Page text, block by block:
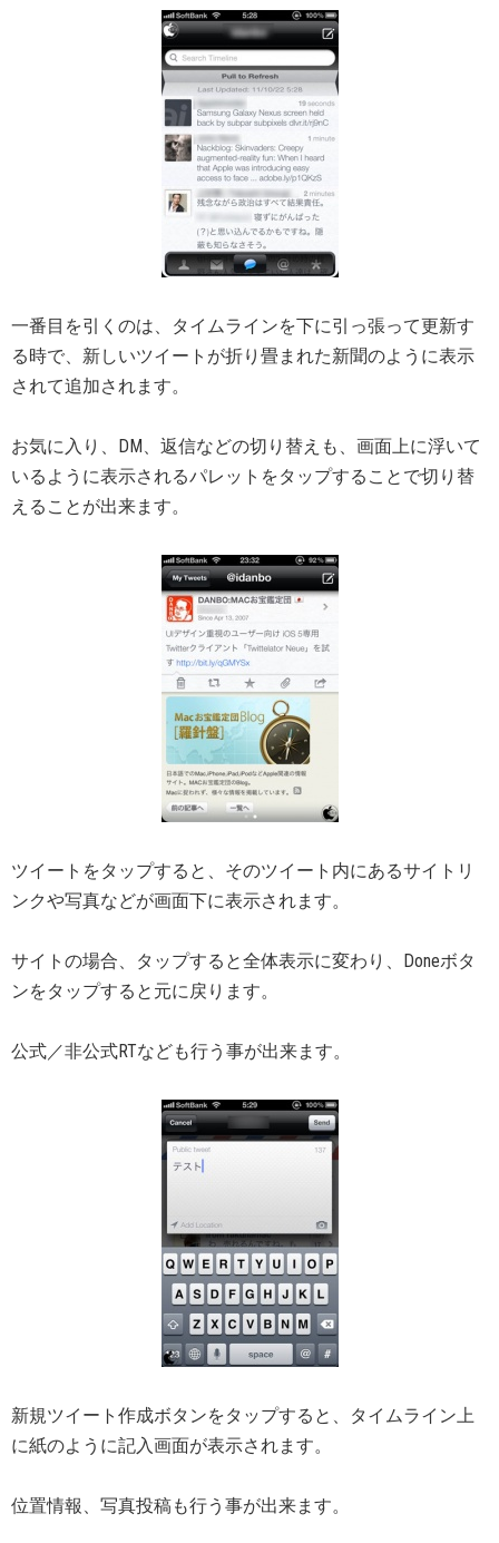
一番目を引くのは、タイムラインを下に引っ張って更新す
る時で、新しいツイートが折り畳まれた新聞のように表示
されて追加されます。
お気に入り、DM、返信などの切り替えも、画面上に浮いて
いるように表示されるパレットをタップすることで切り替
えることが出来ます。
ツイートをタップすると、そのツイート内にあるサイトリ
ンクや写真などが画面下に表示されます。
サイトの場合、タップすると全体表示に変わり、Doneボタ
ンをタップすると元に戻ります。
公式／非公式RTなども行う事が出来ます。
新規ツイート作成ボタンをタップすると、タイムライン上
に紙のように記入画面が表示されます。
位置情報、写真投稿も行う事が出来ます。